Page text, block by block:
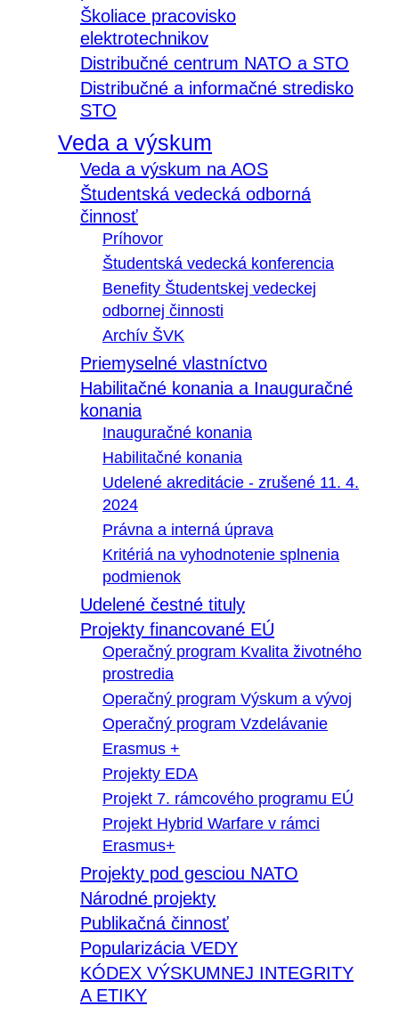
Školiace pracovisko
elektrotechnikov
Distribučné centrum NATO a STO
Distribučné a informačné stredisko
STO
Veda a výskum
Veda a výskum na AOS
Študentská vedecká odborná
činnosť
Príhovor
Študentská vedecká konferencia
Benefity Študentskej vedeckej
odbornej činnosti
Archív ŠVK
Priemyselné vlastníctvo
Habilitačné konania a Inauguračné
konania
Inauguračné konania
Habilitačné konania
Udelené akreditácie - zrušené 11. 4.
2024
Právna a interná úprava
Kritériá na vyhodnotenie splnenia
podmienok
Udelené čestné tituly
Projekty financované EÚ
Operačný program Kvalita životného
prostredia
Operačný program Výskum a vývoj
Operačný program Vzdelávanie
Erasmus +
Projekty EDA
Projekt 7. rámcového programu EÚ
Projekt Hybrid Warfare v rámci
Erasmus+
Projekty pod gesciou NATO
Národné projekty
Publikačná činnosť
Popularizácia VEDY
KÓDEX VÝSKUMNEJ INTEGRITY
A ETIKY